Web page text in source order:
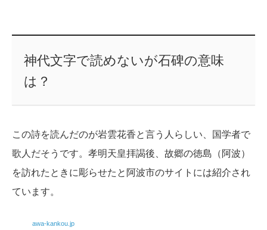
神代文字で読めないが石碑の意味
は？
この詩を読んだのが岩雲花香と言う人らしい、国学者で
歌人だそうです。孝明天皇拝謁後、故郷の徳島（阿波）
を訪れたときに彫らせたと阿波市のサイトには紹介され
ています。
awa-kankou.jp